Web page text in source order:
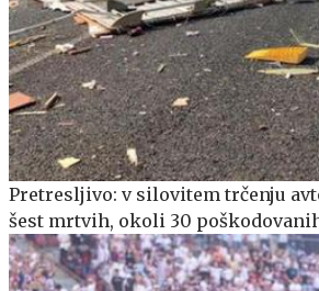
Pretresljivo: v silovitem trčenju
šest mrtvih, okoli 30